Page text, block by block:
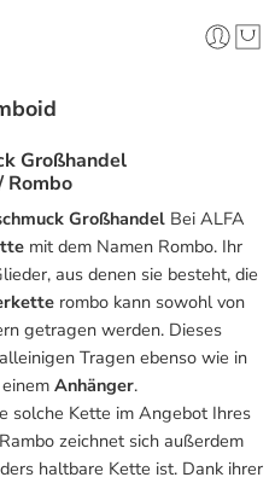
Großhandel
Rombo
Großhandel Bei ALFA
mit dem Namen Rombo. Ihr
aus denen sie besteht, die
rombo kann sowohl von
getragen werden. Dieses
Tragen ebenso wie in
Anhänger.
solche Kette im Angebot Ihres
zeichnet sich außerdem
haltbare Kette ist. Dank ihrer